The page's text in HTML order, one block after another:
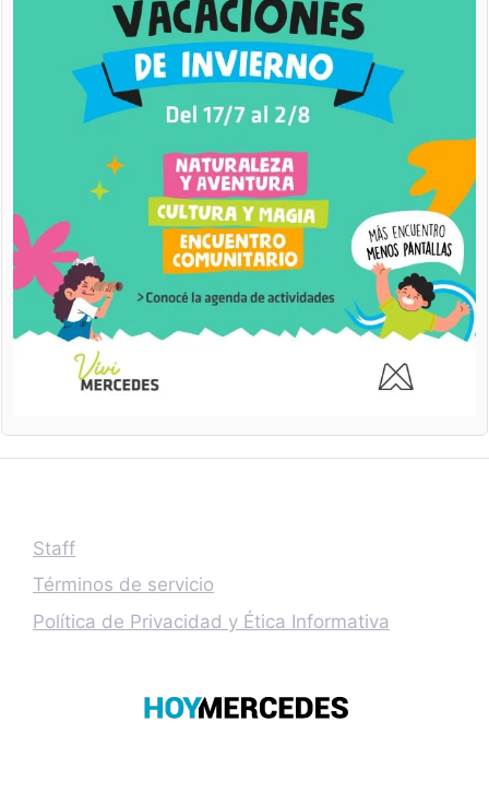
Staff
Términos de servicio
Política de Privacidad y Ética Informativa